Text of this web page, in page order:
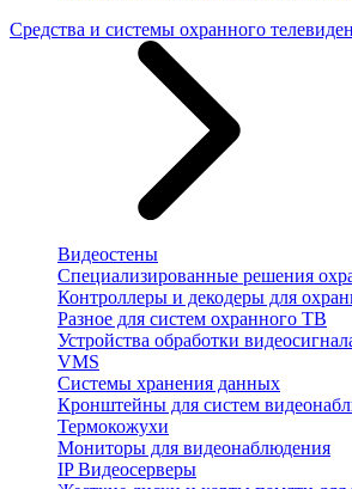
Средства и системы охранного
Видеостены
Специализированные решения
Контроллеры и декодеры для
Разное для систем охранного ТВ
Устройства обработки
VMS
Системы хранения данных
Кронштейны для систем
Термокожухи
Мониторы для видеонаблюдения
IP Видеосерверы